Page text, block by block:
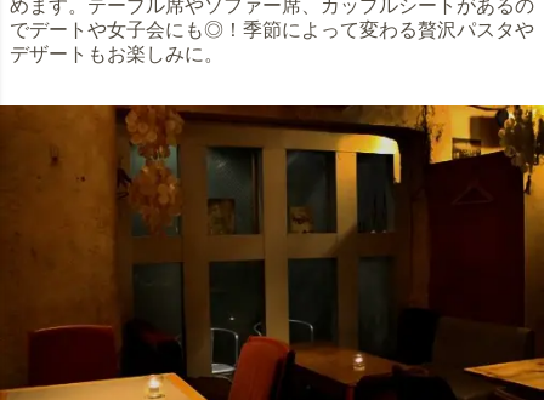
めます。テーブル席やソファー席、カップルシートがあるの
でデートや女子会にも◎！季節によって変わる贅沢パスタや
デザートもお楽しみに。